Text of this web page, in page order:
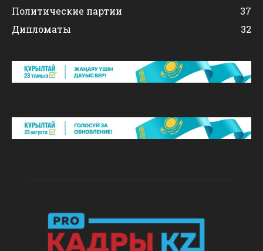
Политические партии
37
Дипломаты
32